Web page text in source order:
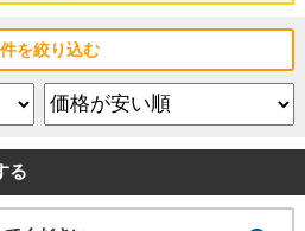
を絞り込む
る